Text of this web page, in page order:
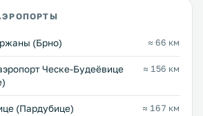
(Брно) ≈ 66 км
Ческе-Будеёвице
≈ 156 км
(Пардубице) ≈ 167 км